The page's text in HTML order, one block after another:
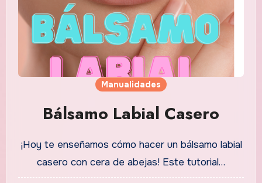
Manualidades
Bálsamo Labial Casero
¡Hoy te enseñamos cómo hacer un bálsamo labial
casero con cera de abejas! Este tutorial…